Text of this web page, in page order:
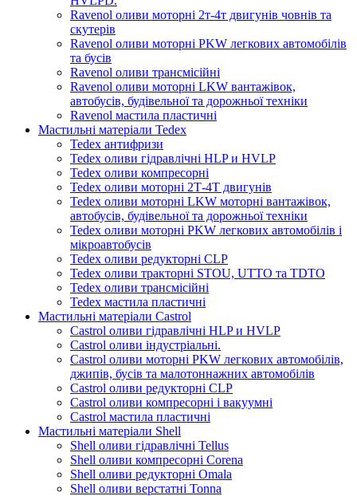
Ravenol оливи моторні 2т-4т двигунів човнів та
скутерів
Ravenol оливи моторні PKW легкових автомобілів
та бусів
Ravenol оливи трансмісійні
Ravenol оливи моторні LKW вантажівок,
автобусів, будівельної та дорожньої техніки
Ravenol мастила пластичні
Мастильні матеріали Tedex
Tedex антифризи
Tedex оливи гідравлічні HLP и HVLP
Tedex оливи компресорні
Tedex оливи моторні 2Т-4Т двигунів
Tedex оливи моторні LKW моторні вантажівок,
автобусів, будівельної та дорожньої техніки
Tedex оливи моторні PKW легкових автомобілів і
мікроавтобусів
Tedex оливи редукторні CLP
Tedex оливи тракторні STOU, UTTO та TDTO
Tedex оливи трансмісійні
Tedex мастила пластичні
Мастильні матеріали Castrol
Castrol оливи гідравлічні HLP и HVLP
Castrol оливи індустріальні.
Castrol оливи моторні PKW легкових автомобілів,
джипів, бусів та малотоннажних автомобілів
Castrol оливи редукторні CLP
Castrol оливи компресорні і вакуумні
Castrol мастила пластичні
Мастильні матеріали Shell
Shell оливи гідравлічні Tellus
Shell оливи компресорні Corena
Shell оливи редукторні Omala
Shell оливи верстатні Tonna